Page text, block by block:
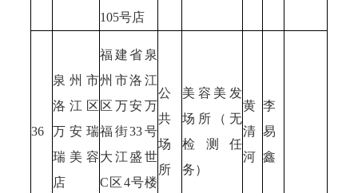
105号店
36
泉州市
洛江区
万安瑞
瑞美容
店
福建省泉
州市洛江
区万安万
福街33号
大江盛世
C区4号楼
公
共
场
所
美容美发
场所（无
检测任
务）
黄
清
河
李
易
鑫